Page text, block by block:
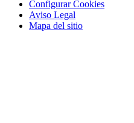
Configurar Cookies
Aviso Legal
Mapa del sitio